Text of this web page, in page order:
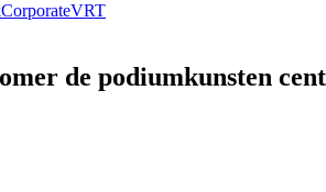
CorporateVRT
de podiumkunsten